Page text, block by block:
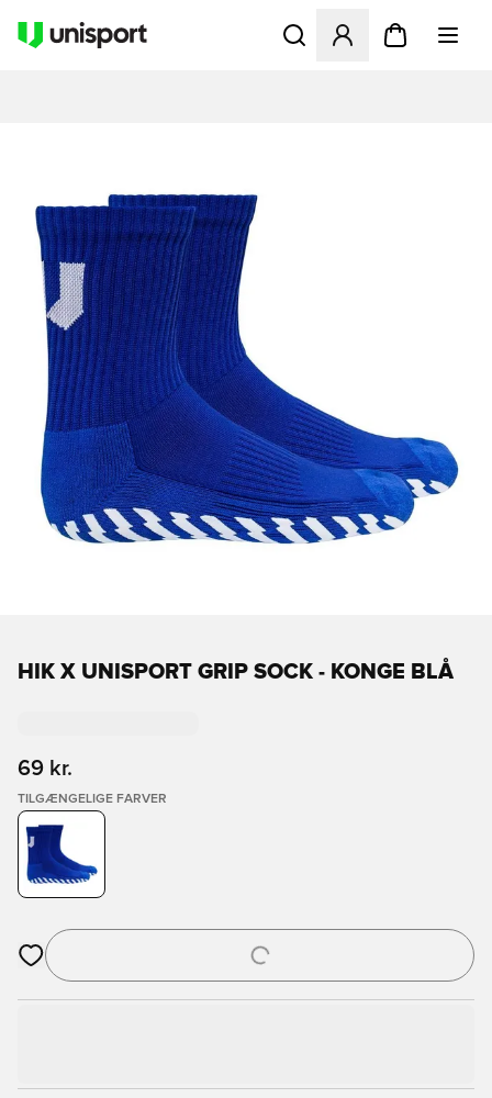
Åbner en Modal til at
HIK X UNISPORT GRIP SOCK - KONGE BLÅ
69 kr.
TILGÆNGELIGE FARVER
Åbner en Modal til at logge ind eller tilmelde dig som medlem